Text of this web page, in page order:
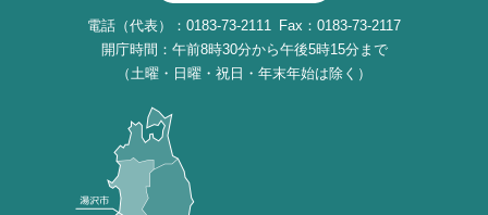
電話（代表）：0183-73-2111
Fax：0183-73-2117
開庁時間：午前8時30分から午後5時15分まで
（土曜・日曜・祝日・年末年始は除く）